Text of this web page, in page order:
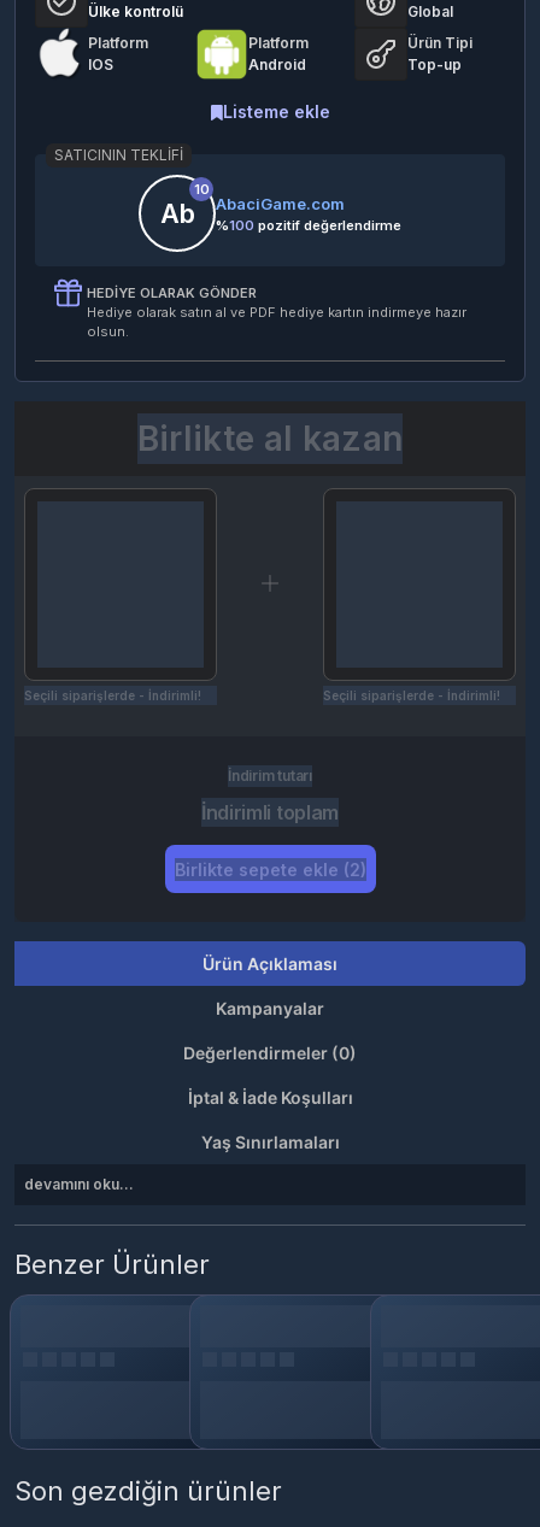
Ülke kontrolü
Global
Platform
IOS
Platform
Android
Ürün Tipi
Top-up
Listeme ekle
SATICININ TEKLIFI
10
Ab AbaciGame.com
%100 pozitif değerlendirme
HEDIYE OLARAK GÖNDER
Hediye olarak satın al ve PDF hediye kartın indirmeye hazır
olsun.
Birlikte al kazan
Seçili siparişlerde - İndirimli! Seçili siparişlerde - İndirimli!
İndirim tutarı
İndirimli toplam
Birlikte sepete ekle (2)
Ürün Açıklaması
Kampanyalar
Değerlendirmeler (0)
İptal & İade Koşulları
Yaş Sınırlamaları
devamını oku...
Benzer Ürünler
Son gezdiğin ürünler